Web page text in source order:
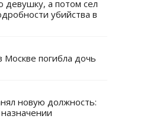
а потом сел
убийства в
погибла дочь
новую должность: